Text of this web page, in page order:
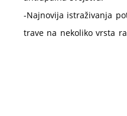
-Najnovija istraživanja
trave na nekoliko vrsta